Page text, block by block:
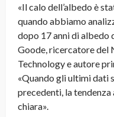
«Il calo dell’albedo è
quando abbiamo
dopo 17 anni di albedo
Goode, ricercatore del
Technology e autore
«Quando gli ultimi dati
precedenti, la
chiara».